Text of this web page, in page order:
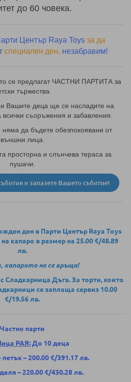
до 60 човека.
Център Raya Toys за да
специален ден, незабравим!
се предлагат ЧАСТНИ ПАРТИТА за
тържества.
и Вашите деца ще се насладите на
всички съоръжения и забавления.
да бъдете обезпокоявани от
външни лица.
просторна и слънчева тераса за
пушачи.
и запазете Вашето събитие!
ден в Парти Център Raya Toys
капаро в размер на 25.00 €/48.89
лв.
капарото не се връща!
Сладкарница Дъга. За торти, които
се заплаща сервиз 10.00
€/19.56 лв.
Частно парти
РАЯ:До 10 деца
– 200.00 €/391.17 лв.
– 220.00 €/430.28 лв.